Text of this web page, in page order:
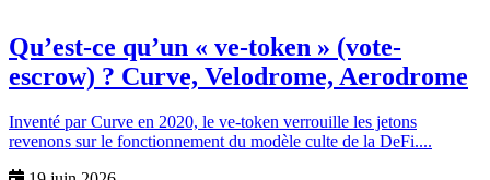
Qu’est-ce qu’un « ve-token » (vote-
escrow) ? Curve, Velodrome, Aerodrome
Inventé par Curve en 2020, le ve-token verrouille les jetons
revenons sur le fonctionnement du modèle culte de la DeFi....